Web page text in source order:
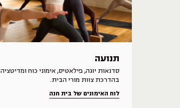
תנועה
סדנאות יוגה, פילאטיס, אימוני כוח ומדיטציה
בהדרכת צוות מורי הבית.
לוח האימונים של בית חנה